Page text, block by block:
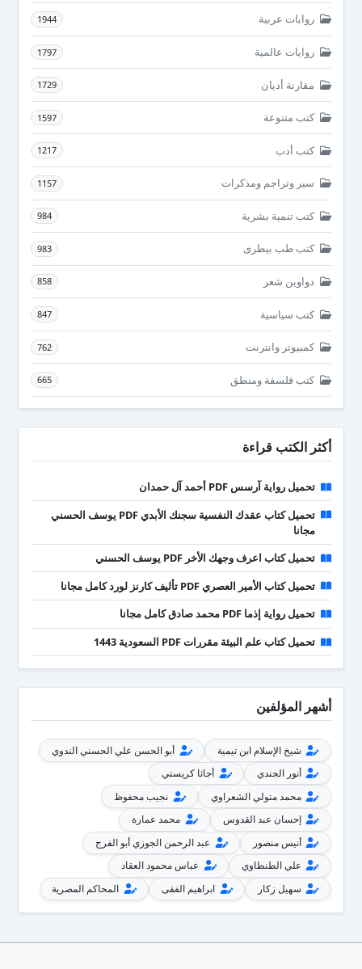
روايات عربية 1944
روايات عالمية 1797
مقارنة أديان 1729
كتب متنوعة 1597
كتب أدب 1217
سير وتراجم ومذكرات 1157
كتب تنمية بشرية 984
كتب طب بيطرى 983
دواوين شعر 858
كتب سياسية 847
كمبيوتر وانترنت 762
كتب فلسفة ومنطق 665
أكثر الكتب قراءة
تحميل رواية آرسس PDF أحمد آل حمدان
تحميل كتاب عقدك النفسية سجنك الأبدي PDF يوسف الحسني
مجانا
تحميل كتاب اعرف وجهك الأخر PDF يوسف الحسني
تحميل كتاب الأمير العصري PDF تأليف كارنز لورد كامل مجانا
تحميل رواية إذما PDF محمد صادق كامل مجانا
تحميل كتاب علم البيئة مقررات PDF السعودية 1443
أشهر المؤلفين
شيخ الإسلام ابن تيمية
أبو الحسن علي الحسني الندوي
أنور الجندي
أجاثا كريستي
محمد متولي الشعراوي
نجيب محفوظ
إحسان عبد القدوس
محمد عمارة
أنيس منصور
عبد الرحمن الجوزي أبو الفرج
علي الطنطاوي
عباس محمود العقاد
سهيل زكار
ابراهيم الفقى المحاكم المصرية